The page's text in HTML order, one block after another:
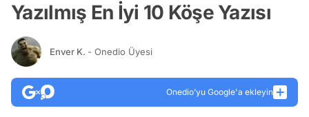
Yazılmış En İyi 10 Köşe Yazısı
Enver K. - Onedio Üyesi
Onedio’yu Google'a ekleyin